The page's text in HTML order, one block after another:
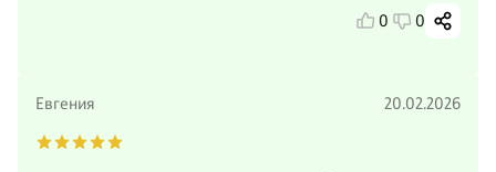
0 0
Евгения 20.02.2026